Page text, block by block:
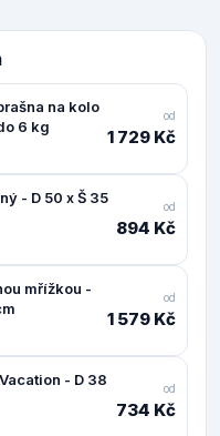
na kolo
6 kg
od
1 729 Kč
- D 50 x Š 35
od
894 Kč
mřížkou -
od
1 579 Kč
- D 38
od
734 Kč